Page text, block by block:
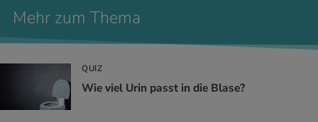
Mehr zum Thema
QUIZ
Wie viel Urin passt in die Blase?